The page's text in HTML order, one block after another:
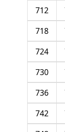
712
718
724
730
736
742